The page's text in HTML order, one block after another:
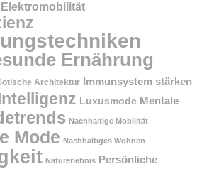
Elektromobilität
Ernährung
Architektur Immunsystem stärken
Luxusmode Mentale
Nachhaltige Mobilität
Mode Nachhaltiges Wohnen
Naturerlebnis Persönliche